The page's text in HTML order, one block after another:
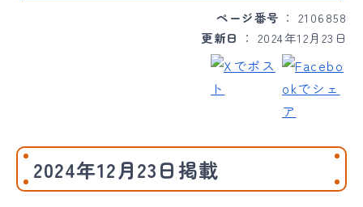
ページ番号
2106858
更新日
2024年12月23日
2024年12月23日掲載